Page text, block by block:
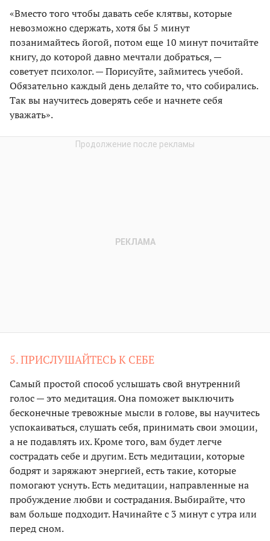
«Вместо того чтобы давать себе клятвы, которые
невозможно сдержать, хотя бы 5 минут
позанимайтесь йогой, потом еще 10 минут почитайте
книгу, до которой давно мечтали добраться, —
советует психолог. — Порисуйте, займитесь учебой.
Обязательно каждый день делайте то, что собирались.
Так вы научитесь доверять себе и начнете себя
уважать».
5. ПРИСЛУШАЙТЕСЬ К СЕБЕ
Самый простой способ услышать свой внутренний
голос — это медитация. Она поможет выключить
бесконечные тревожные мысли в голове, вы научитесь
успокаиваться, слушать себя, принимать свои эмоции,
а не подавлять их. Кроме того, вам будет легче
сострадать себе и другим. Есть медитации, которые
бодрят и заряжают энергией, есть такие, которые
помогают уснуть. Есть медитации, направленные на
пробуждение любви и сострадания. Выбирайте, что
вам больше подходит. Начинайте с 3 минут с утра или
перед сном.